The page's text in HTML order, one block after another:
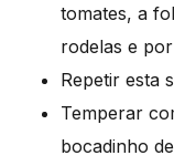
tomates, a
rodelas e
Repetir esta
Temperar
bocadinho